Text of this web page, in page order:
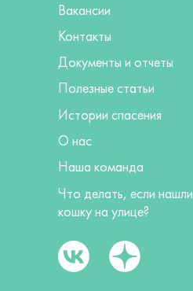
Вакансии
Истории спасения
О нас
Наша команда
Контакты
Документы и отчеты
Полезные статьи
Что делать, если нашли
кошку на улице?